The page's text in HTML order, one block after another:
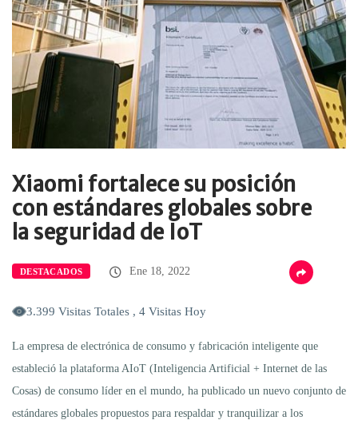
Xiaomi fortalece su posición
con estándares globales sobre
la seguridad de IoT
DESTACADOS Ene 18, 2022
3.399 Visitas Totales , 4 Visitas Hoy
La empresa de electrónica de consumo y fabricación inteligente que
estableció la plataforma AIoT (Inteligencia Artificial + Internet de las
Cosas) de consumo líder en el mundo, ha publicado un nuevo conjunto de
estándares globales propuestos para respaldar y tranquilizar a los